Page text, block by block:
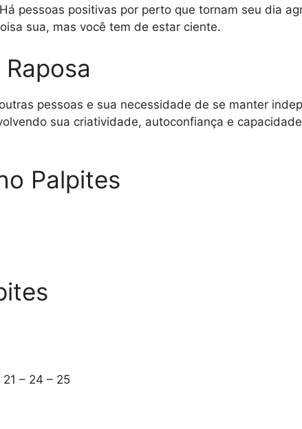
pessoas positivas por perto que tornam seu dia
sua, mas você tem de estar ciente.
pessoas e sua necessidade de se manter
sua criatividade, autoconfiança e
Palpites
– 24 – 25